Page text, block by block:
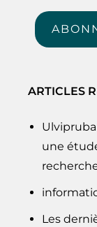
mail
ARTICLES
une
Les